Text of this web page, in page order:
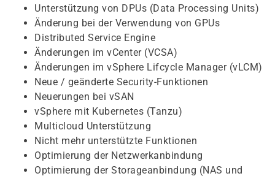
Unterstützung von DPUs (Data Processing Units)
Änderung bei der Verwendung von GPUs
Distributed Service Engine
Änderungen im vCenter (VCSA)
Änderungen im vSphere Lifcycle Manager (vLCM)
Neue / geänderte Security-Funktionen
Neuerungen bei vSAN
vSphere mit Kubernetes (Tanzu)
Multicloud Unterstützung
Nicht mehr unterstützte Funktionen
Optimierung der Netzwerkanbindung
Optimierung der Storageanbindung (NAS und